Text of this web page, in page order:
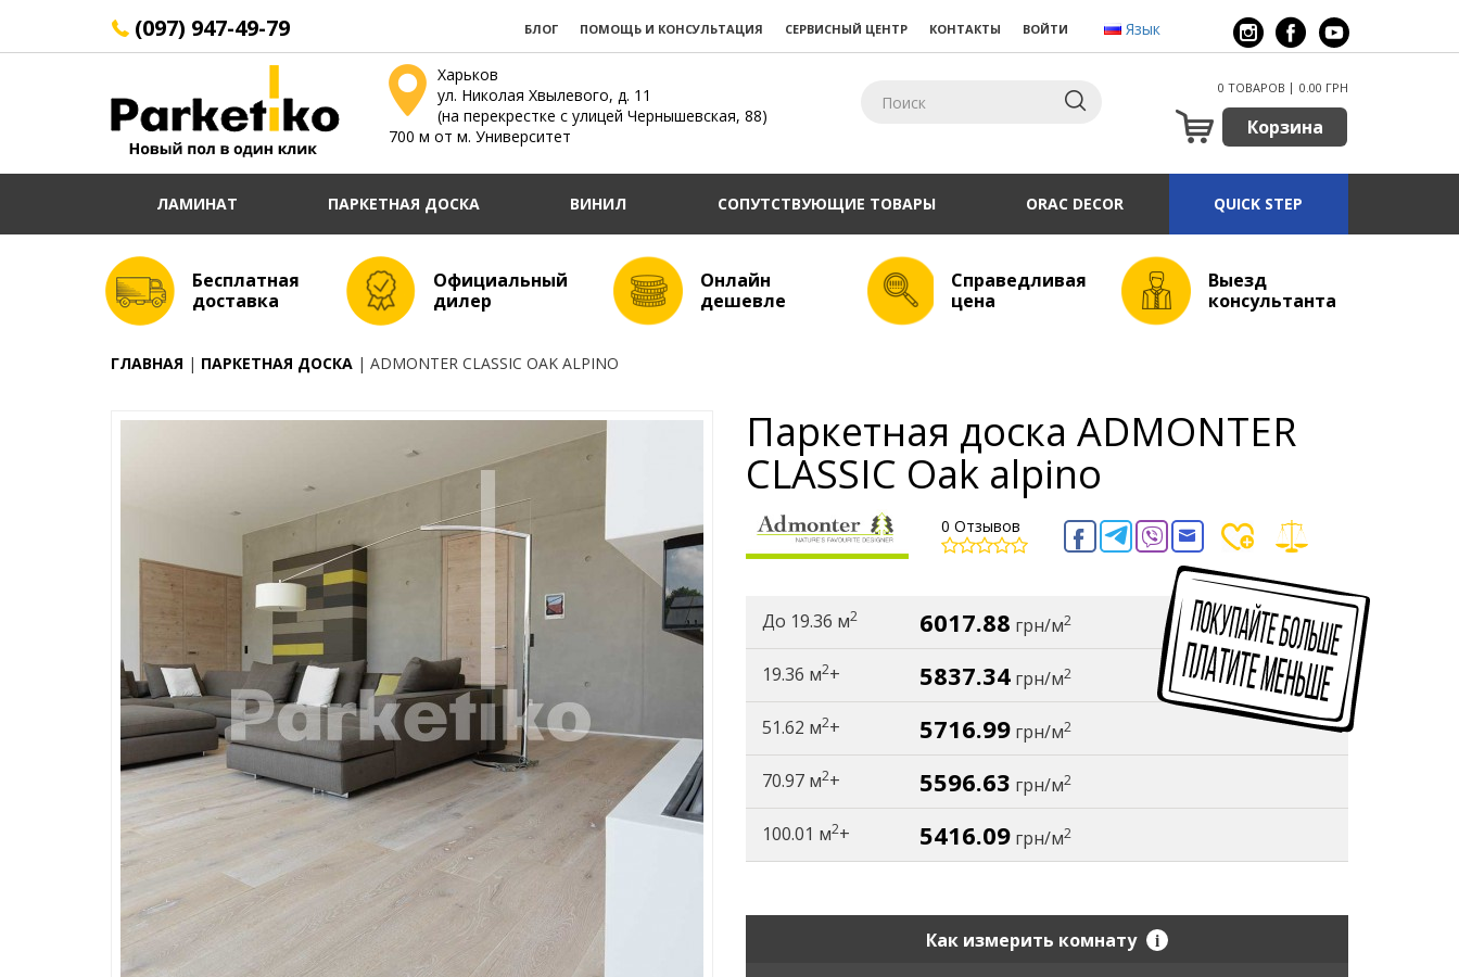
(097) 947-49-79 БЛОГ ПОМОЩЬ И КОНСУЛЬТАЦИЯ СЕРВИСНЫЙ ЦЕНТР КОНТАКТЫ ВОЙТИ Язык
Харьков
ул. Николая Хвылевого, д. 11
(на перекрестке с улицей Чернышевская, 88)
700 м от м. Университет
0 ТОВАРОВ 0.00 ГРН
Корзина
ЛАМИНАТ ПАРКЕТНАЯ ДОСКА ВИНИЛ СОПУТСТВУЮЩИЕ ТОВАРЫ ORAC DECOR QUICK STEP
Бесплатная
доставка
Официальный
дилер
Онлайн
дешевле
Справедливая
цена
Выезд
консультанта
ГЛАВНАЯ ПАРКЕТНАЯ ДОСКА ADMONTER CLASSIC OAK ALPINO
Паркетная доска ADMONTER
CLASSIC Oak alpino
0 Отзывов
До 19.36 м2 6017.88 грн/м2
19.36 м2+ 5837.34 грн/м2
51.62 м2+ 5716.99 грн/м2
70.97 м2+ 5596.63 грн/м2
100.01 м2+ 5416.09 грн/м2
Как измерить комнату i